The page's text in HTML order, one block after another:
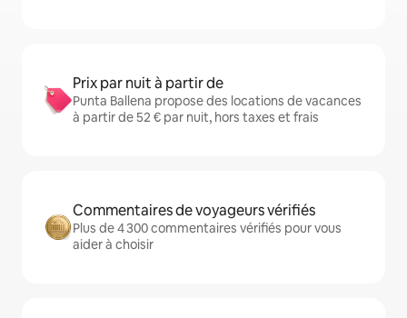
Prix par nuit à partir de
Punta Ballena propose des locations de vacances
à partir de 52 € par nuit, hors taxes et frais
Commentaires de voyageurs vérifiés
Plus de 4 300 commentaires vérifiés pour vous
aider à choisir